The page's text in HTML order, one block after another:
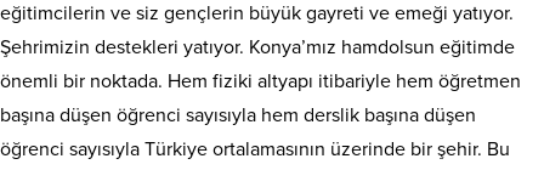
eğitimcilerin ve siz gençlerin büyük gayreti ve emeği yatıyor.
Şehrimizin destekleri yatıyor. Konya’mız hamdolsun eğitimde
önemli bir noktada. Hem fiziki altyapı itibariyle hem öğretmen
başına düşen öğrenci sayısıyla hem derslik başına düşen
öğrenci sayısıyla Türkiye ortalamasının üzerinde bir şehir. Bu